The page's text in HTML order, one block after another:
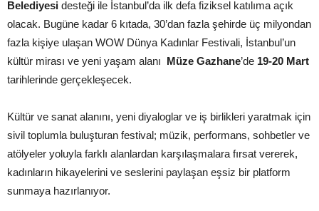
Belediyesi desteği ile İstanbul’da ilk defa fiziksel katılıma açık
olacak. Bugüne kadar 6 kıtada, 30’dan fazla şehirde üç milyondan
fazla kişiye ulaşan WOW Dünya Kadınlar Festivali, İstanbul’un
kültür mirası ve yeni yaşam alanı Müze Gazhane’de 19-20 Mart
tarihlerinde gerçekleşecek.
Kültür ve sanat alanını, yeni diyaloglar ve iş birlikleri yaratmak için
sivil toplumla buluşturan festival; müzik, performans, sohbetler ve
atölyeler yoluyla farklı alanlardan karşılaşmalara fırsat vererek,
kadınların hikayelerini ve seslerini paylaşan eşsiz bir platform
sunmaya hazırlanıyor.